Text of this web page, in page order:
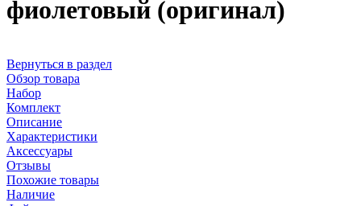
фиолетовый (оригинал)
Вернуться в раздел
Обзор товара
Набор
Комплект
Описание
Характеристики
Аксессуары
Отзывы
Похожие товары
Наличие